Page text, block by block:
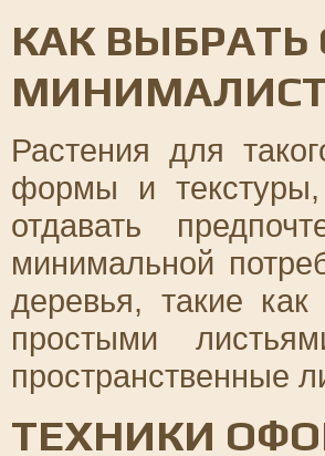
КАК
Растения для
формы и
отдавать
минимальной
деревья, такие
простыми
пространственные
ТЕХНИКИ